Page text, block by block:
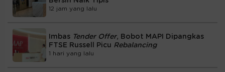
12 jam yang lalu
Imbas Tender Offer, Bobot MAPI Dipangkas
FTSE Russell Picu Rebalancing
1 hari yang lalu